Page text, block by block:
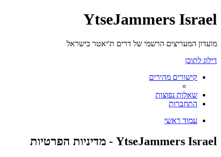
YtseJammers Israel
מועדון המעריצים הרשמי של דרים ת'יאטר בישראל
דילוג לתוכן
קישורים מהירים
שאלות נפוצות
התחברות
עמוד ראשי
YtseJammers Israel - מדיניות הפרטיות